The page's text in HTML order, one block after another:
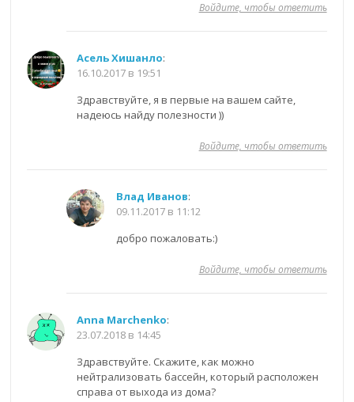
Войдите, чтобы ответить
Асель Хишанло:
16.10.2017 в 19:51
Здравствуйте, я в первые на вашем сайте,
надеюсь найду полезности ))
Войдите, чтобы ответить
Влад Иванов:
09.11.2017 в 11:12
добро пожаловать:)
Войдите, чтобы ответить
Anna Marchenko:
23.07.2018 в 14:45
Здравствуйте. Скажите, как можно
нейтрализовать бассейн, который расположен
справа от выхода из дома?